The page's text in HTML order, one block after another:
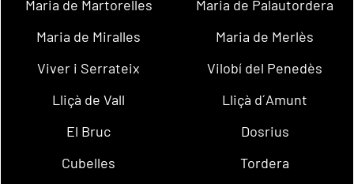
Maria de Martorelles
Maria de Palautordera
Maria de Miralles
Maria de Merlès
Viver i Serrateix
Vilobí del Penedès
Lliçà de Vall
Lliçà d´Amunt
El Bruc
Dosrius
Cubelles
Tordera